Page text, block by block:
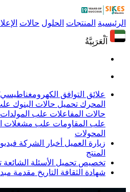
الرئيسية المنتجات الحلول حالات
اَلْعَرَبِيَّةُ
علائق التوافق
المحرك تحميل حالات البنوك
حالات المفاعلات علب
علب المقاومات علب مشغلات
المحولات
زيارة العميل أخبار الشركة
المنتج
تخصيص تحميل الأسئلة الشائعة
شهادة الثقافة التاريخ مقدمة مبدأ